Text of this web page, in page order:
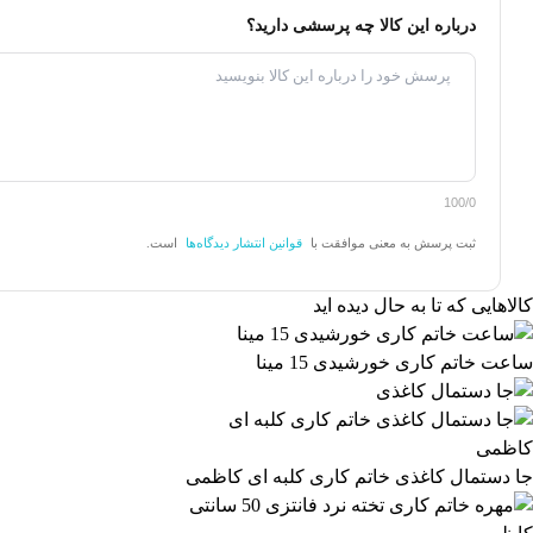
درباره این کالا چه پرسشی دارید؟
100/0
ثبت پرسش به معنی موافقت با قوانین انتشار دیدگاه‌ها است.
کالاهایی که تا به حال دیده اید
ساعت خاتم کاری خورشیدی 15 مینا
جا دستمال کاغذی خاتم کاری کلبه ای کاظمی